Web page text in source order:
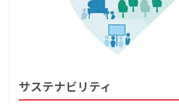
サステナビリティ